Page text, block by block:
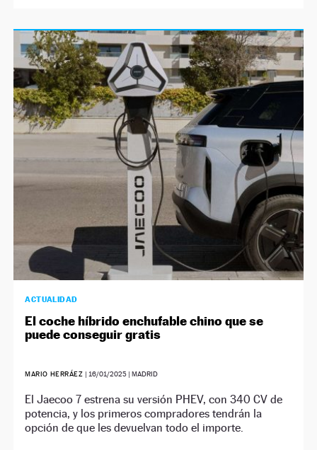
ACTUALIDAD
El coche híbrido enchufable chino que se
puede conseguir gratis
MARIO HERRÁEZ | 16/01/2025 | MADRID
El Jaecoo 7 estrena su versión PHEV, con 340 CV de
potencia, y los primeros compradores tendrán la
opción de que les devuelvan todo el importe.